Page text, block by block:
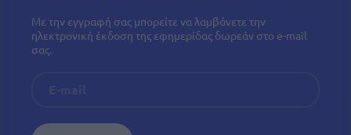
Με την εγγραφή σας μπορείτε να λαμβάνετε την
ηλεκτρονική έκδοση της εφημερίδας δωρεάν στο e-mail
σας.